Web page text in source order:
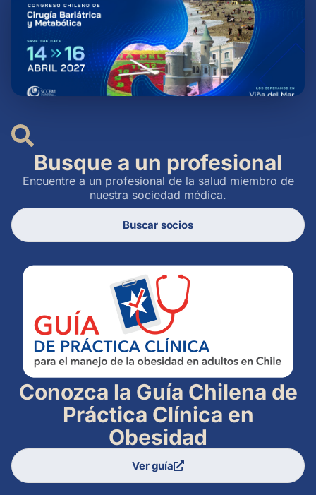
Busque a un profesional
Encuentre a un profesional de la salud miembro de
nuestra sociedad médica.
Buscar socios
Conozca la Guía Chilena de
Práctica Clínica en
Obesidad
Ver guía